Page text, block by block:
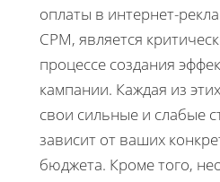
оплаты в интернет-
CPM, является
процессе создания
кампании. Каждая из
свои сильные и слабые
зависит от ваших
бюджета. Кроме того,